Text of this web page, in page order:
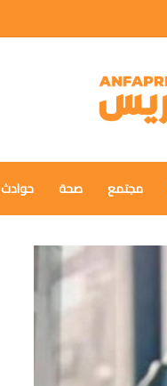
مجتمع صحة حوادث